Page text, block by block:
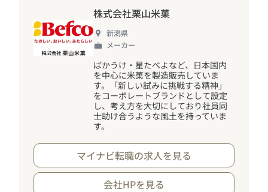
株式会社栗山米菓
新潟県
メーカー
ばかうけ・星たべよなど、日本国内
を中心に米菓を製造販売していま
す。「新しい試みに挑戦する精神」
をコーポレートブランドとして設定
し、考え方を大切にしており社員同
士助け合うような風土を持っていま
す。
マイナビ転職の求人を見る
会社HPを見る